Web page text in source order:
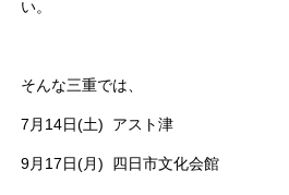
い。
そんな三重では、
7月14日(土) アスト津
9月17日(月) 四日市文化会館